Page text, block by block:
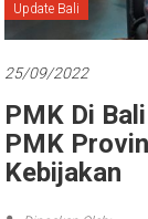
Bali
Update Bali
25/09/2022
PMK Di
PMK
Kebijakan